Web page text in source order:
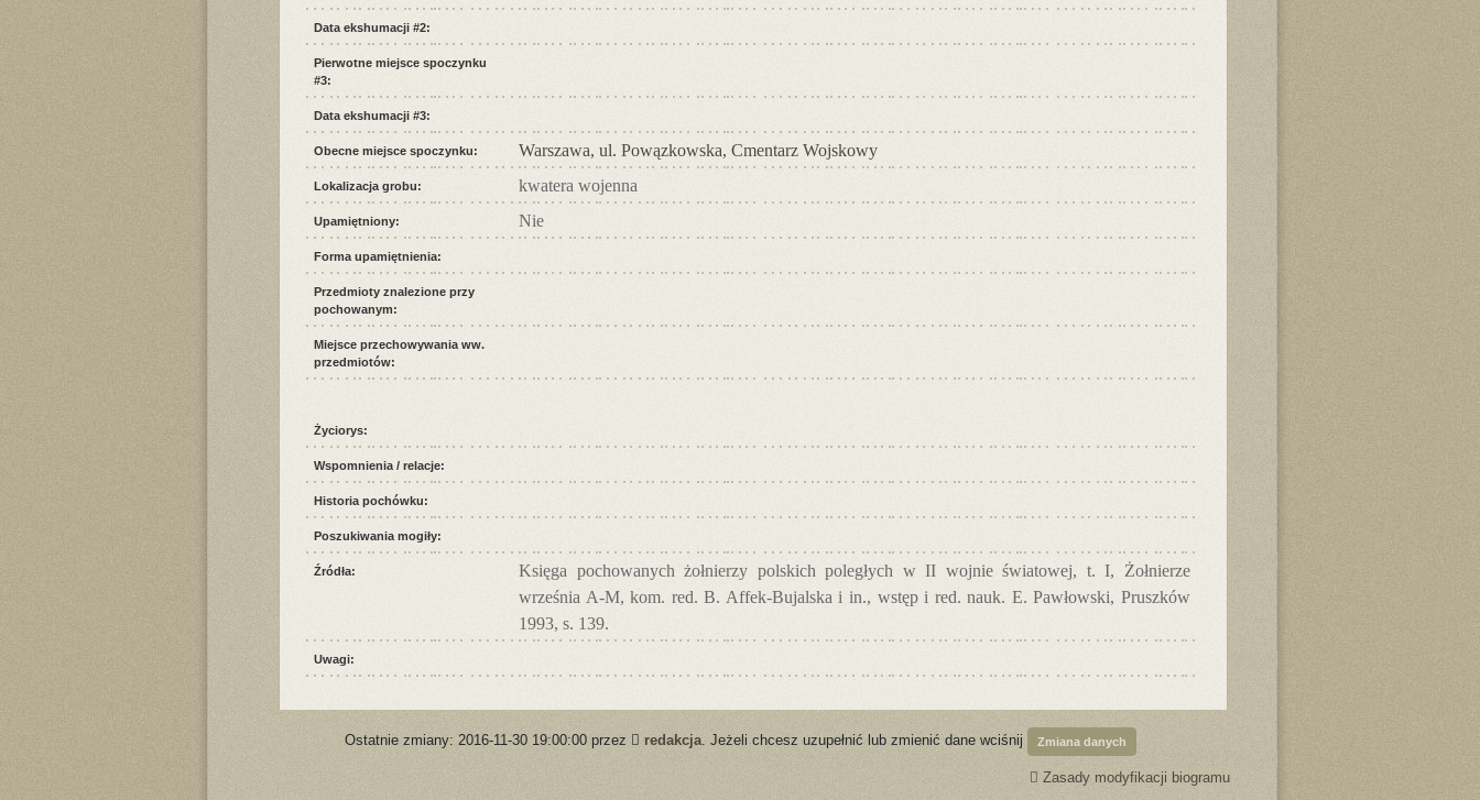
Data ekshumacji #2:
Pierwotne miejsce spoczynku
#3:
Data ekshumacji #3:
Obecne miejsce spoczynku: Warszawa, ul. Powązkowska, Cmentarz Wojskowy
Lokalizacja grobu: kwatera wojenna
Upamiętniony: Nie
Forma upamiętnienia:
Przedmioty znalezione przy
pochowanym:
Miejsce przechowywania ww.
przedmiotów:
Życiorys:
Wspomnienia / relacje:
Historia pochówku:
Poszukiwania mogiły:
Źródła:
Księga pochowanych żołnierzy polskich poległych w II wojnie światowej, t. I, Żołnierze
września A-M, kom. red. B. Affek-Bujalska i in., wstęp i red. nauk. E. Pawłowski, Pruszków
1993, s. 139.
Uwagi:
Ostatnie zmiany: 2016-11-30 19:00:00 przez redakcja. Jeżeli chcesz uzupełnić lub zmienić dane wciśnij Zmiana danych
Zasady modyfikacji biogramu